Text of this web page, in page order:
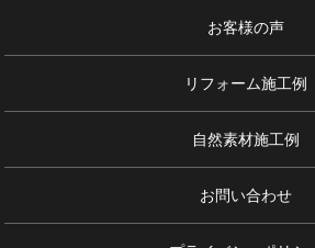
お客様の声
リフォーム施工例
自然素材施工例
お問い合わせ